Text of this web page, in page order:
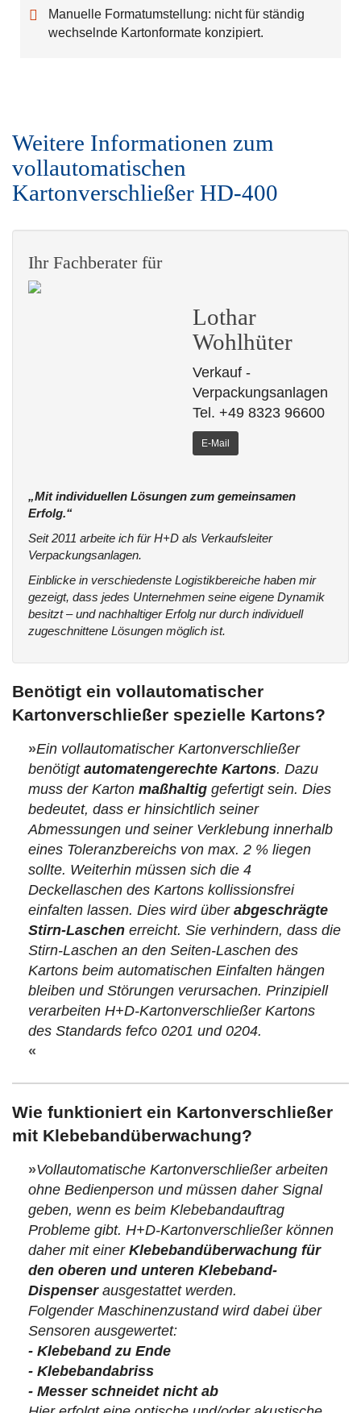
Manuelle Formatumstellung: nicht für ständig
wechselnde Kartonformate konzipiert.
Weitere Informationen zum
vollautomatischen
Kartonverschließer HD-400
Ihr Fachberater für
Lothar
Wohlhüter
Verkauf -
Verpackungsanlagen
Tel. +49 8323 96600
E-Mail
„Mit individuellen Lösungen zum gemeinsamen
Erfolg.“
Seit 2011 arbeite ich für H+D als Verkaufsleiter
Verpackungsanlagen.
Einblicke in verschiedenste Logistikbereiche haben mir
gezeigt, dass jedes Unternehmen seine eigene Dynamik
besitzt – und nachhaltiger Erfolg nur durch individuell
zugeschnittene Lösungen möglich ist.
Benötigt ein vollautomatischer
Kartonverschließer spezielle Kartons?
»Ein vollautomatischer Kartonverschließer
benötigt automatengerechte Kartons. Dazu
muss der Karton maßhaltig gefertigt sein. Dies
bedeutet, dass er hinsichtlich seiner
Abmessungen und seiner Verklebung innerhalb
eines Toleranzbereichs von max. 2 % liegen
sollte. Weiterhin müssen sich die 4
Deckellaschen des Kartons kollissionsfrei
einfalten lassen. Dies wird über abgeschrägte
Stirn-Laschen erreicht. Sie verhindern, dass die
Stirn-Laschen an den Seiten-Laschen des
Kartons beim automatischen Einfalten hängen
bleiben und Störungen verursachen. Prinzipiell
verarbeiten H+D-Kartonverschließer Kartons
des Standards fefco 0201 und 0204.
«
Wie funktioniert ein Kartonverschließer
mit Klebebandüberwachung?
»Vollautomatische Kartonverschließer arbeiten
ohne Bedienperson und müssen daher Signal
geben, wenn es beim Klebebandauftrag
Probleme gibt. H+D-Kartonverschließer können
daher mit einer Klebebandüberwachung für
den oberen und unteren Klebeband-
Dispenserausgestattet werden.
Folgender Maschinenzustand wird dabei über
Sensoren ausgewertet:
- Klebeband zu Ende
- Klebebandabriss
- Messer schneidet nicht ab